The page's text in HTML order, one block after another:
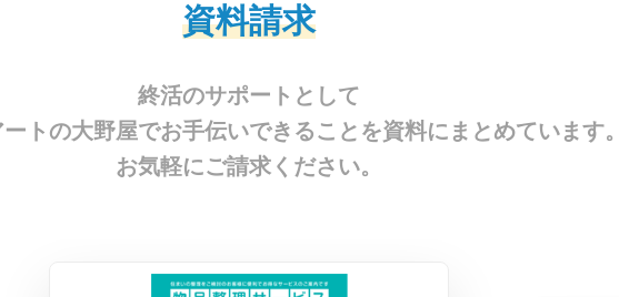
資料請求
終活のサポートとして
トの大野屋でお手伝いできることを資料にまとめています。
お気軽にご請求ください。